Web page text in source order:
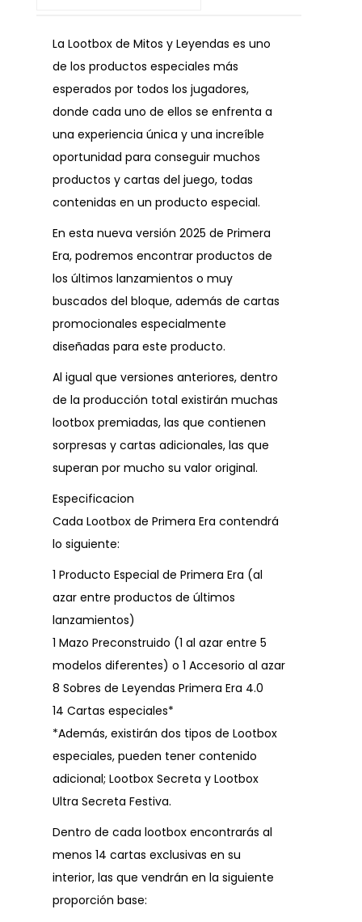
La Lootbox de Mitos y Leyendas es uno
de los productos especiales más
esperados por todos los jugadores,
donde cada uno de ellos se enfrenta a
una experiencia única y una increíble
oportunidad para conseguir muchos
productos y cartas del juego, todas
contenidas en un producto especial.
En esta nueva versión 2025 de Primera
Era, podremos encontrar productos de
los últimos lanzamientos o muy
buscados del bloque, además de cartas
promocionales especialmente
diseñadas para este producto.
Al igual que versiones anteriores, dentro
de la producción total existirán muchas
lootbox premiadas, las que contienen
sorpresas y cartas adicionales, las que
superan por mucho su valor original.
Especificacion
Cada Lootbox de Primera Era contendrá
lo siguiente:
1 Producto Especial de Primera Era (al
azar entre productos de últimos
lanzamientos)
1 Mazo Preconstruido (1 al azar entre 5
modelos diferentes) o 1 Accesorio al azar
8 Sobres de Leyendas Primera Era 4.0
14 Cartas especiales*
*Además, existirán dos tipos de Lootbox
especiales, pueden tener contenido
adicional; Lootbox Secreta y Lootbox
Ultra Secreta Festiva.
Dentro de cada lootbox encontrarás al
menos 14 cartas exclusivas en su
interior, las que vendrán en la siguiente
proporción base: